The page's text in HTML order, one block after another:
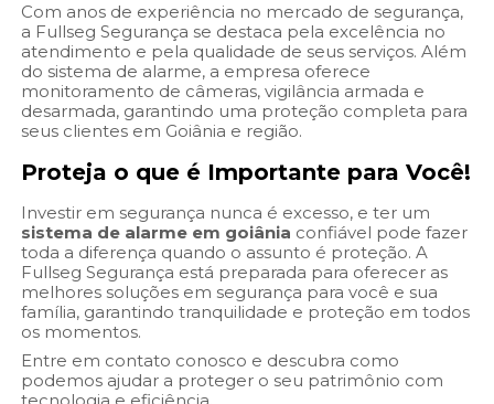
Com anos de experiência no mercado de segurança,
a Fullseg Segurança se destaca pela excelência no
atendimento e pela qualidade de seus serviços. Além
do sistema de alarme, a empresa oferece
monitoramento de câmeras, vigilância armada e
desarmada, garantindo uma proteção completa para
seus clientes em Goiânia e região.
Proteja o que é Importante para Você!
Investir em segurança nunca é excesso, e ter um
sistema de alarme em goiânia confiável pode fazer
toda a diferença quando o assunto é proteção. A
Fullseg Segurança está preparada para oferecer as
melhores soluções em segurança para você e sua
família, garantindo tranquilidade e proteção em todos
os momentos.
Entre em contato conosco e descubra como
podemos ajudar a proteger o seu patrimônio com